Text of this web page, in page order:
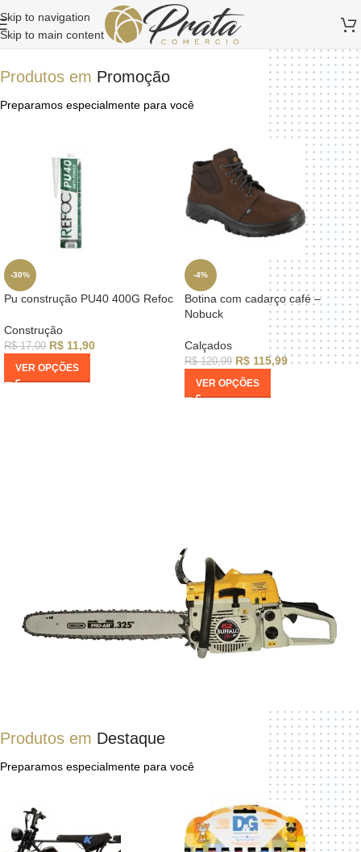
Skip to navigation
Skip to main content
Produtos em Promoção
Preparamos especialmente para você
-30%
Pu construção PU40 400G Refoc
Construção
R$17,00 R$ 11,90
VER OPÇÕES
-4%
Botina com cadarço café –
Nobuck
Calçados
R$120,99 R$115,99
VER OPÇÕES
Produtos em Destaque
Preparamos especialmente para você